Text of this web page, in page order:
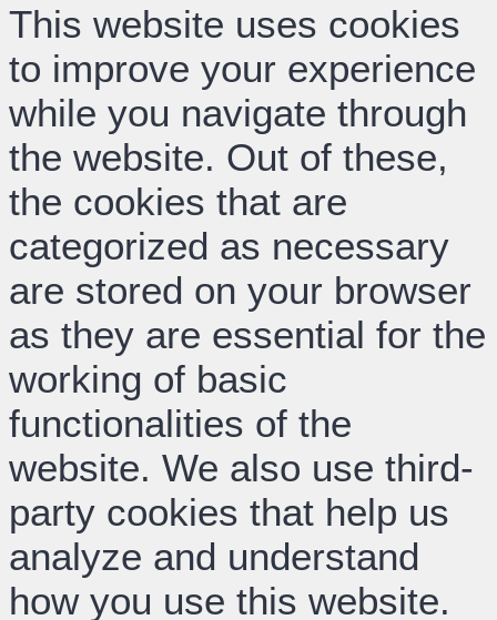
This website uses cookies
to improve your experience
while you navigate through
the website. Out of these,
the cookies that are
categorized as necessary
are stored on your browser
as they are essential for the
working of basic
functionalities of the
website. We also use third-
party cookies that help us
analyze and understand
how you use this website.